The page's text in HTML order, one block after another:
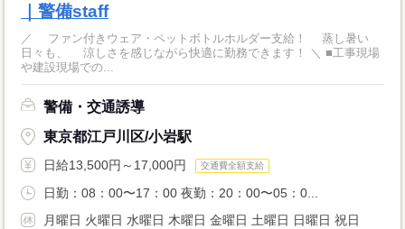
｜警備staff
／ ファン付きウェア・ペットボトルホルダー支給！ 蒸し暑い
日々も、 涼しさを感じながら快適に勤務できます！ ＼ ■工事現場
や建設現場での...
警備・交通誘導
東京都江戸川区/小岩駅
日給13,500円～17,000円 交通費全額支給
日勤：08：00〜17：00 夜勤：20：00〜05：0...
月曜日 火曜日 水曜日 木曜日 金曜日 土曜日 日曜日 祝日